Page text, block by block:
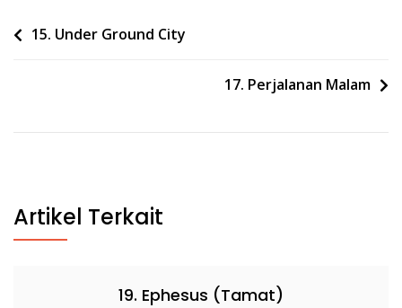
Post15. Under Ground City
17. Perjalanan Malam
Artikel Terkait
19. Ephesus (Tamat)